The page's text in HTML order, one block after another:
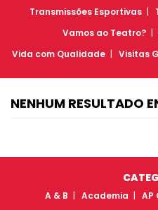
Transmissões Esportivas
Vamos ao Teatro?
Vida com Qualidade
Visitas
NENHUM RESULTADO
A & B Academia AP